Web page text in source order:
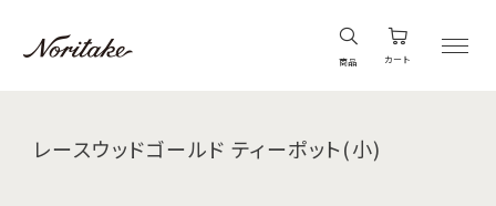
商品 カート
レースウッドゴールド ティーポット(小)